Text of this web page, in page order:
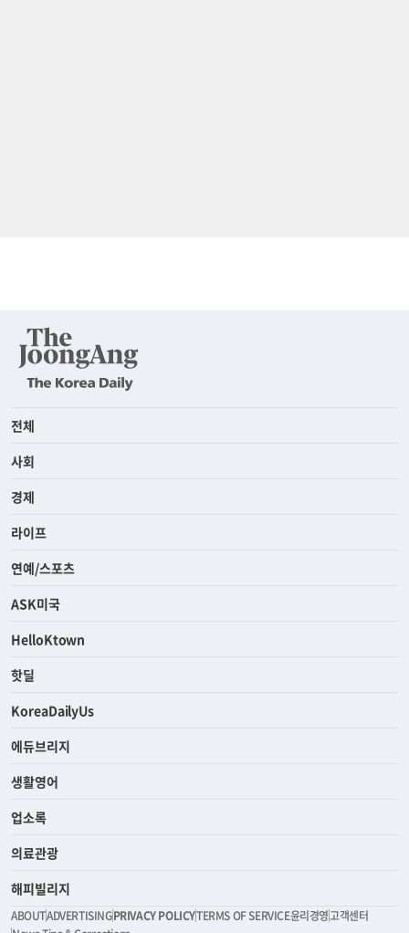
전체
사회
경제
라이프
연예/스포츠
ASK미국
HelloKtown
핫딜
KoreaDailyUs
에듀브리지
생활영어
업소록
의료관광
해피빌리지
ABOUTADVERTISINGPRIVACY POLICYTERMS OF SERVICE윤리경영고객센터